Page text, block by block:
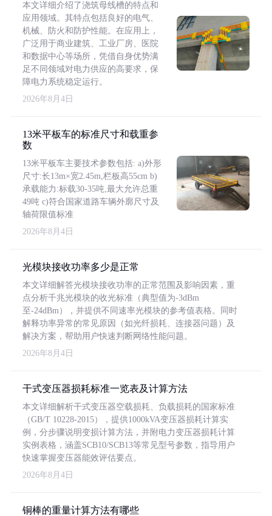
本文详细介绍了浇筑母线槽的特点和
应用领域。其特点包括良好的电气、
机械、防火和防护性能。在应用上，
广泛用于商业建筑、工业厂房、医院
和数据中心等场所，凭借自身优势满
足不同领域对电力供应的高要求，保
障电力系统稳定运行。
2026年8月4日
13米平板车的标准尺寸和载重参
数
13米平板车主要技术参数包括: a)外形
尺寸:长13m×宽2.45m,栏板高55cm b)
承载能力:标载30-35吨,最大允许总重
49吨 c)符合国家道路车辆外廓尺寸及
轴荷限值标准
2026年8月4日
光模块接收功率多少是正常
本文详细解答光模块接收功率的正常范围及影响因素，重
点分析千兆光模块的收光标准（典型值为-3dBm
至-24dBm），并提供不同速率光模块的参考值表格。同时
解释功率异常的常见原因（如光纤损耗、连接器问题）及
解决方案，帮助用户快速判断网络性能问题。
2026年8月4日
干式变压器损耗标准一览表及计算方法
本文详细解析干式变压器空载损耗、负载损耗的国家标准
（GB/T 10228-2015），提供1000kVA变压器损耗计算实
例，分步骤说明变损计算方法，并附电力变压器损耗计算
实例表格，涵盖SCB10/SCB13等常见型号参数，指导用户
快速掌握变压器能效评估要点。
2026年8月4日
铜棒的重量计算方法有哪些